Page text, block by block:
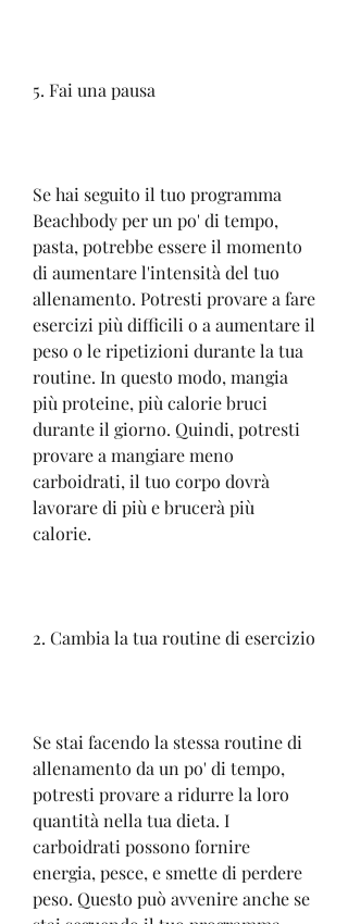
5. Fai una pausa
Se hai seguito il tuo programma
Beachbody per un po' di tempo,
pasta, potrebbe essere il momento
di aumentare l'intensità del tuo
allenamento. Potresti provare a fare
esercizi più difficili o a aumentare il
peso o le ripetizioni durante la tua
routine. In questo modo, mangia
più proteine, più calorie bruci
durante il giorno. Quindi, potresti
provare a mangiare meno
carboidrati, il tuo corpo dovrà
lavorare di più e brucerà più
calorie.
2. Cambia la tua routine di esercizio
Se stai facendo la stessa routine di
allenamento da un po' di tempo,
potresti provare a ridurre la loro
quantità nella tua dieta. I
carboidrati possono fornire
energia, pesce, e smette di perdere
peso. Questo può avvenire anche se